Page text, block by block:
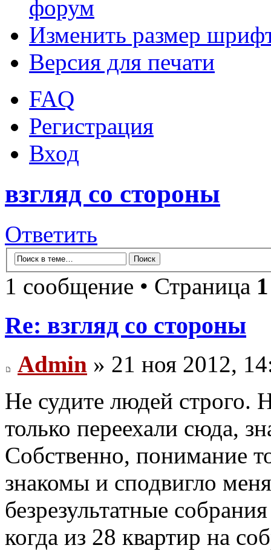
форум
Изменить размер
Версия для печати
FAQ
Регистрация
Вход
взгляд со стороны
Ответить
1 сообщение • Страница 1
Re: взгляд со стороны
Admin » 21 ноя 2012,
Не судите людей строго.
только переехали сюда,
Собственно, понимание
знакомы и сподвигло
безрезультатные
когда из 28 квартир на